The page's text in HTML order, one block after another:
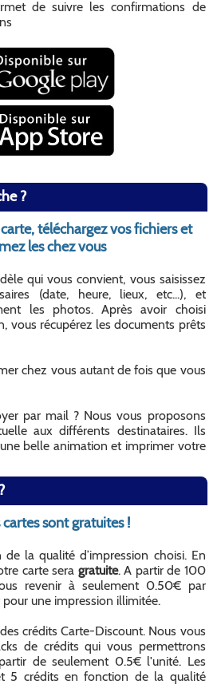
de suivre les confirmations de
?
téléchargez vos fichiers et
les chez vous
qui vous convient, vous saisissez
(date, heure, lieux, etc...), et
les photos. Après avoir choisi
vous récupérez les documents prêts
chez vous autant de fois que vous
par mail ? Nous vous proposons
aux différents destinataires. Ils
belle animation et imprimer votre
sont gratuites !
la qualité d’impression choisi. En
carte sera gratuite. A partir de 100
revenir à seulement 0.50€ par
une impression illimitée.
crédits Carte-Discount. Nous vous
de crédits qui vous permettrons
de seulement 0.5€ l'unité. Les
5 crédits en fonction de la qualité